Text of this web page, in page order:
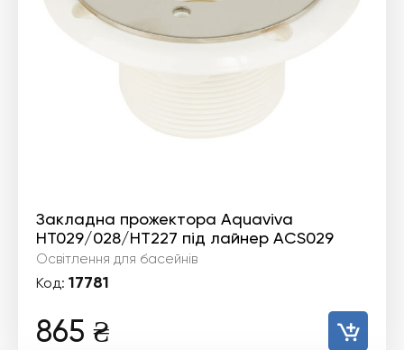
Закладна прожектора Aquaviva
HT029/028/HT227 під лайнер ACS029
Освітлення для басейнів
Код: 17781
865 ₴